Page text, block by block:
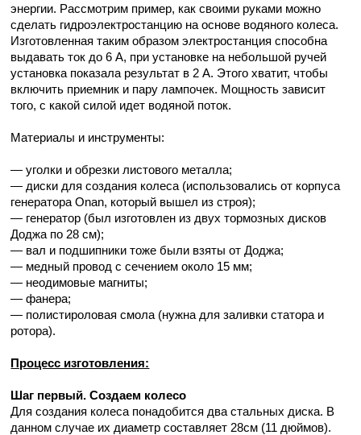
энергии. Рассмотрим пример, как своими руками можно
сделать гидроэлектростанцию на основе водяного колеса.
Изготовленная таким образом электростанция способна
выдавать ток до 6 А, при установке на небольшой ручей
установка показала результат в 2 А. Этого хватит, чтобы
включить приемник и пару лампочек. Мощность зависит
того, с какой силой идет водяной поток.
Материалы и инструменты:
— уголки и обрезки листового металла;
— диски для создания колеса (использовались от корпуса
генератора Onan, который вышел из строя);
— генератор (был изготовлен из двух тормозных дисков
Доджа по 28 см);
— вал и подшипники тоже были взяты от Доджа;
— медный провод с сечением около 15 мм;
— неодимовые магниты;
— фанера;
— полистироловая смола (нужна для заливки статора и
ротора).
Процесс изготовления:
Шаг первый. Создаем колесо
Для создания колеса понадобится два стальных диска. В
данном случае их диаметр составляет 28см (11 дюймов).